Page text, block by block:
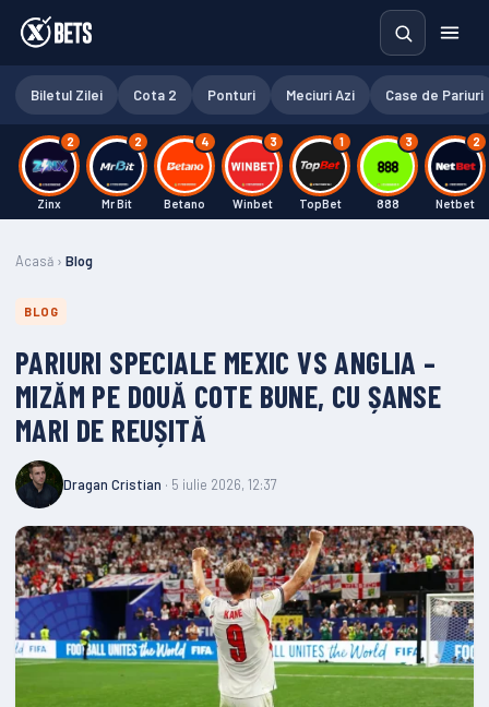
Biletul Zilei Cota 2 Ponturi Meciuri Azi Case de Pariuri
2
Zinx
2
Mr Bit
4
Betano
3
Winbet
1
TopBet
3
888
2
Netbet
Acasă › Blog
BLOG
PARIURI SPECIALE MEXIC VS ANGLIA –
MIZĂM PE DOUĂ COTE BUNE, CU ȘANSE
MARI DE REUȘITĂ
Dragan Cristian · 5 iulie 2026, 12:37